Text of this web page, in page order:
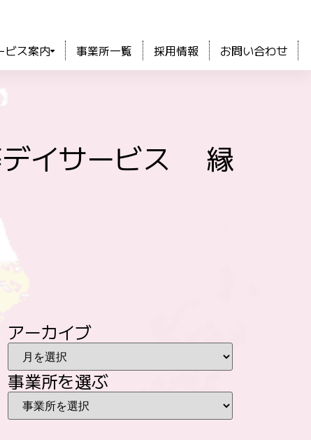
ビス案内 事業所一覧 採用情報 お問い合わせ
デイサービス 縁
アーカイブ
事業所を選ぶ